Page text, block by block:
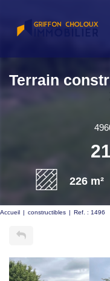
Terrain
226 m²
Accueil constructibles Ref. : 1496